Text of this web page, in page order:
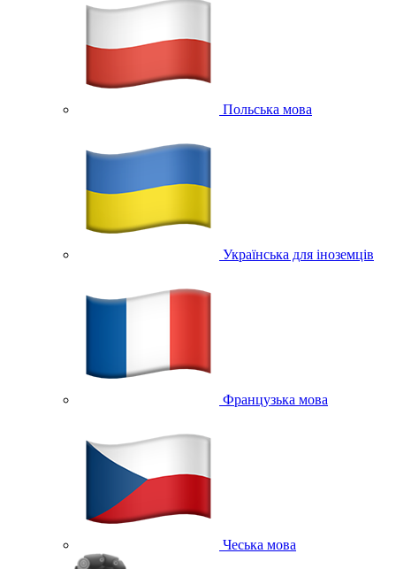
Польська мова
Українська для іноземців
Французька мова
Чеська мова